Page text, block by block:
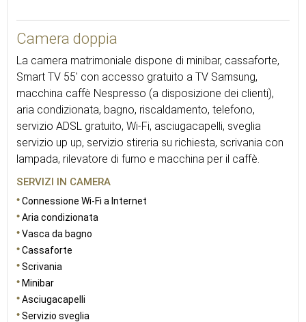
Camera doppia
La camera matrimoniale dispone di minibar, cassaforte,
Smart TV 55' con accesso gratuito a TV Samsung,
macchina caffè Nespresso (a disposizione dei clienti),
aria condizionata, bagno, riscaldamento, telefono,
servizio ADSL gratuito, Wi-Fi, asciugacapelli, sveglia
servizio up up, servizio stireria su richiesta, scrivania con
lampada, rilevatore di fumo e macchina per il caffè.
SERVIZI IN CAMERA
Connessione Wi-Fi a Internet
Aria condizionata
Vasca da bagno
Cassaforte
Scrivania
Minibar
Asciugacapelli
Servizio sveglia